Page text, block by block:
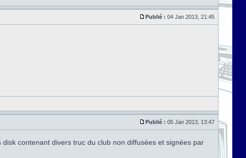
Publié : 04 Jan 2013, 21:45
Publié : 05 Jan 2013, 13:47
disk contenant divers truc du club non diffusées et signées par